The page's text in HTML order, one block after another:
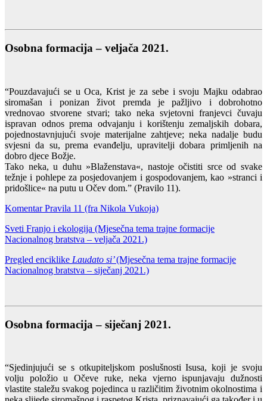
Osobna formacija – veljača 2021.
“Pouzdavajući se u Oca, Krist je za sebe i svoju Majku odabrao
siromašan i ponizan život premda je pažljivo i dobrohotno
vrednovao stvorene stvari; tako neka svjetovni franjevci čuvaju
ispravan odnos prema odvajanju i korištenju zemaljskih dobara,
pojednostavnjujući svoje materijalne zahtjeve; neka nadalje budu
svjesni da su, prema evanđelju, upravitelji dobara primljenih na
dobro djece Božje.
Tako neka, u duhu »Blaženstava«, nastoje očistiti srce od svake
težnje i pohlepe za posjedovanjem i gospodovanjem, kao »stranci i
pridošlice« na putu u Očev dom.” (Pravilo 11).
Komentar Pravila 11 (fra Nikola Vukoja)
Sveti Franjo i ekologija (Mjesečna tema trajne formacije
Nacionalnog bratstva – veljača 2021.)
Pregled enciklike Laudato si’(Mjesečna tema trajne formacije
Nacionalnog bratstva – siječanj 2021.)
Osobna formacija – siječanj 2021.
“Sjedinjujući se s otkupiteljskom poslušnosti Isusa, koji je svoju
volju položio u Očeve ruke, neka vjerno ispunjavaju dužnosti
vlastite staležu svakog pojedinca u različitim životnim okolnostima i